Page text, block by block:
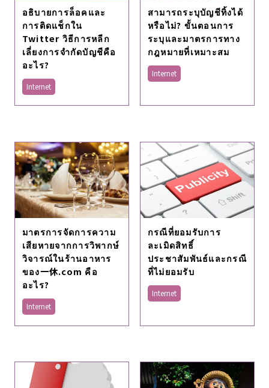
อธิบายการล็อคและ
การติดแช็กใน
Twitter วิธีการหลีก
เลี่ยงการจำกัดบัญชีคือ
อะไร?
Internet
สามารถระบุบัญชีทิ้งได้
หรือไม่? ขั้นตอนการ
ระบุและมาตรการทาง
กฎหมายที่เหมาะสม
Internet
มาตรการจัดการความ
เสียหายจากการวิพากษ์
วิจารณ์ในร้านอาหาร
ของ一休.com คือ
อะไร?
Internet
กรณีที่ยอมรับการ
ละเมิดสิทธิ์
ประชาสัมพันธ์และกรณี
ที่ไม่ยอมรับ
Internet